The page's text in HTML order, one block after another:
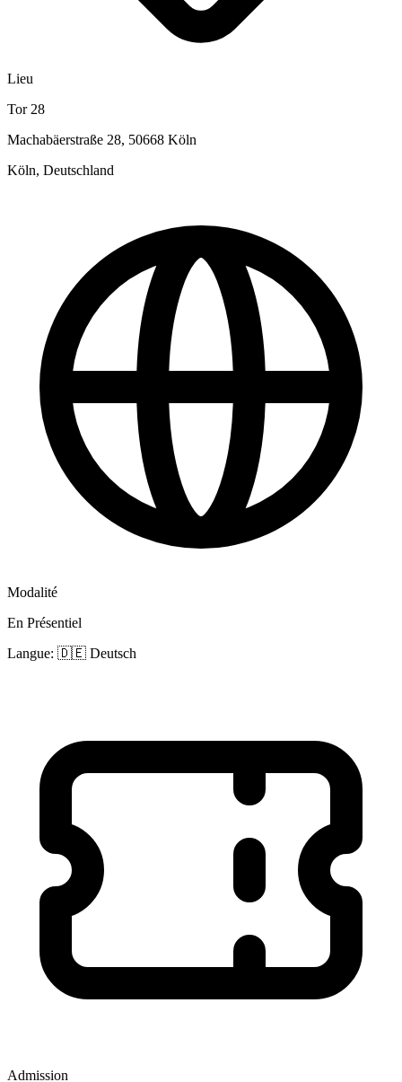
Lieu
Tor 28
Machabäerstraße 28, 50668 Köln
Köln, Deutschland
Modalité
En Présentiel
Langue: 🇩🇪 Deutsch
Admission